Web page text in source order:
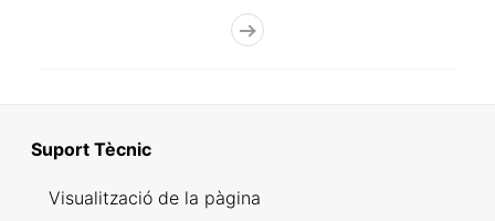
Suport Tècnic
Visualització de la pàgina